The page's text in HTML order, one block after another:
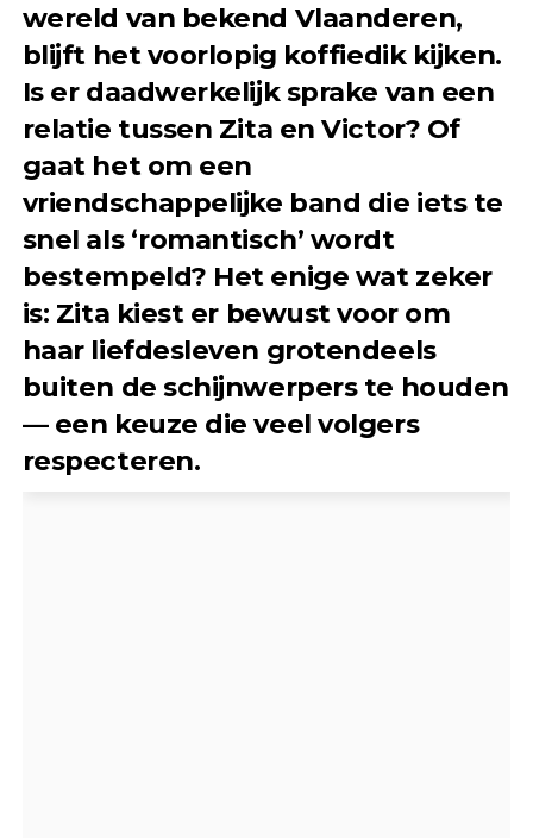
wereld van bekend Vlaanderen,
blijft het voorlopig koffiedik kijken.
Is er daadwerkelijk sprake van een
relatie tussen Zita en Victor? Of
gaat het om een
vriendschappelijke band die iets te
snel als ‘romantisch’ wordt
bestempeld? Het enige wat zeker
is: Zita kiest er bewust voor om
haar liefdesleven grotendeels
buiten de schijnwerpers te houden
— een keuze die veel volgers
respecteren.